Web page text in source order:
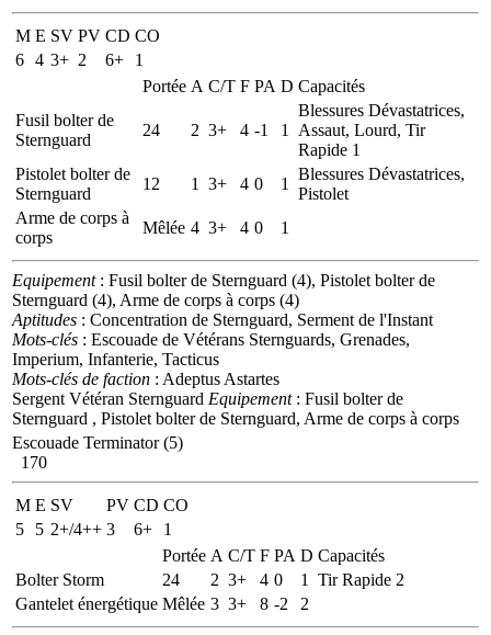
M E SV PV CD CO
6 4 3+ 2 6+
1
Portée A C/T F PA D Capacités
Fusil bolter de
Sternguard
24 2 3+ 4 -1 1
Blessures Dévastatrices,
Assaut, Lourd, Tir
Rapide 1
Pistolet bolter de
Sternguard
12 1 3+ 4 0 1
Blessures Dévastatrices,
Pistolet
Arme de corps à
corps
Mêlée 4 3+ 4 0 1
Equipement: Fusil bolter de Sternguard (4), Pistolet bolter de
Sternguard (4), Arme de corps à corps (4)
Aptitudes : Concentration de Sternguard, Serment de l'Instant
Mots-clés : Escouade de Vétérans Sternguards, Grenades,
Imperium, Infanterie, Tacticus
Mots-clés de faction : Adeptus Astartes
Sergent Vétéran Sternguard Equipement: Fusil bolter de
Sternguard , Pistolet bolter de Sternguard, Arme de corps à corps
Escouade Terminator (5)
170
M E SV PV CD CO
5
5 2+/4++ 3 6+
1
Portée A C/T F PA D Capacités
Bolter Storm
24 2 3+ 4 0 1
Tir Rapide 2
Gantelet énergétique Mêlée 3 3+ 8 -2 2